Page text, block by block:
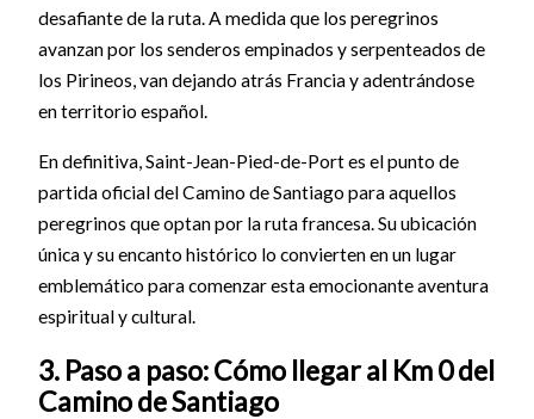
desafiante de la ruta. A medida que los peregrinos
avanzan por los senderos empinados y serpenteados de
los Pirineos, van dejando atrás Francia y adentrándose
en territorio español.
En definitiva, Saint-Jean-Pied-de-Port es el punto de
partida oficial del Camino de Santiago para aquellos
peregrinos que optan por la ruta francesa. Su ubicación
única y su encanto histórico lo convierten en un lugar
emblemático para comenzar esta emocionante aventura
espiritual y cultural.
3. Paso a paso: Cómo llegar al Km 0 del
Camino de Santiago